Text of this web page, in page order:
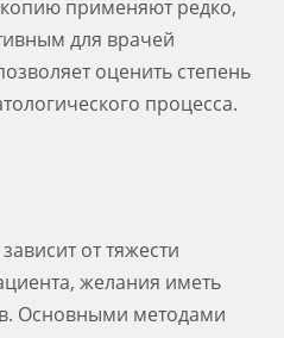
применяют редко,
для врачей
оценить степень
процесса.
от тяжести
желания иметь
Основными методами